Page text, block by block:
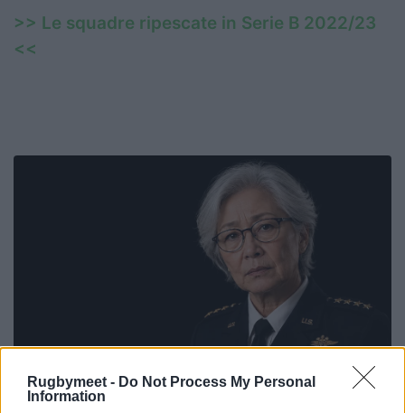
Rugbymeet - Do Not Process My Personal
Information
>> Le squadre ripescate in Serie B 2022/23
<<